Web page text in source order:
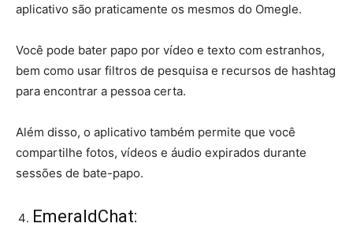
aplicativo são praticamente os mesmos do Omegle.
Você pode bater papo por vídeo e texto com estranhos,
bem como usar filtros de pesquisa e recursos de hashtag
para encontrar a pessoa certa.
Além disso, o aplicativo também permite que você
compartilhe fotos, vídeos e áudio expirados durante
sessões de bate-papo.
EmeraldChat: